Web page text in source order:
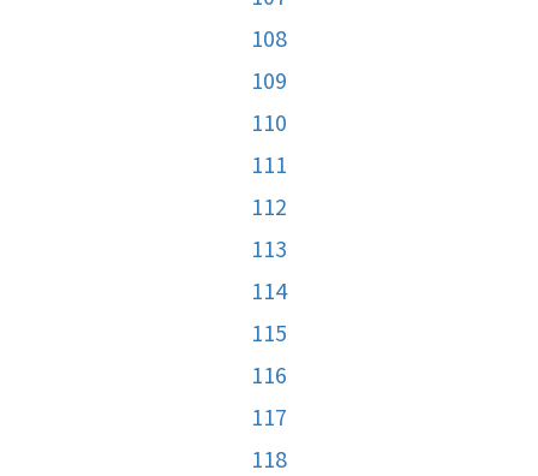
108
109
110
111
112
113
114
115
116
117
118